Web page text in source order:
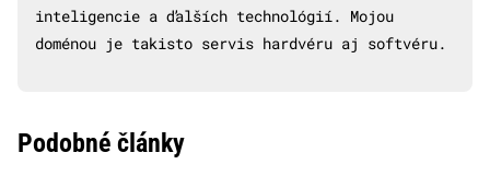
inteligencie a ďalších technológií. Mojou
doménou je takisto servis hardvéru aj softvéru.
Podobné články